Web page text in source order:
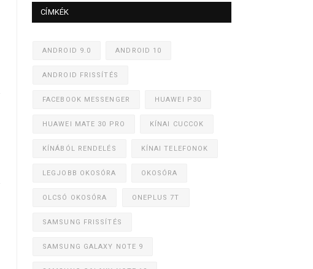
CÍMKÉK
ANDROID 9.0 ANDROID 10
ANDROID FRISSÍTÉS
FACEBOOK MESSENGER HUAWEI P30
HUAWEI MATE 30 PRO KÍNAI CUCCOK
KÍNÁBÓL RENDELÉS KÍNAI TELEFONOK
LEGJOBB OKOSÓRA OKOSÓRA
OLCSÓ OKOSÓRA ONEPLUS 7T
SAMSUNG FRISSÍTÉS
SAMSUNG GALAXY NOTE 9